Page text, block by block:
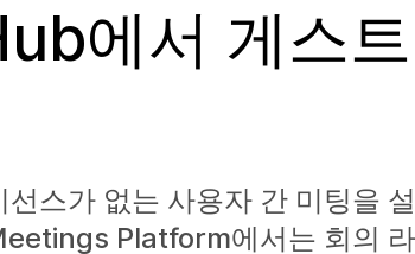
에서 게스
스가 없는 사용자 간 미팅을
Platform에서는 회의